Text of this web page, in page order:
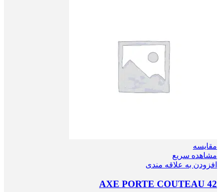
مقایسه
مشاهده سریع
افزودن به علاقه مندی
AXE PORTE COUTEAU 42